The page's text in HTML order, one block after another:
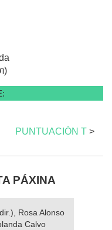
PUNTUACIÓN T >
PÁXINA
Rosa Alonso
Calvo